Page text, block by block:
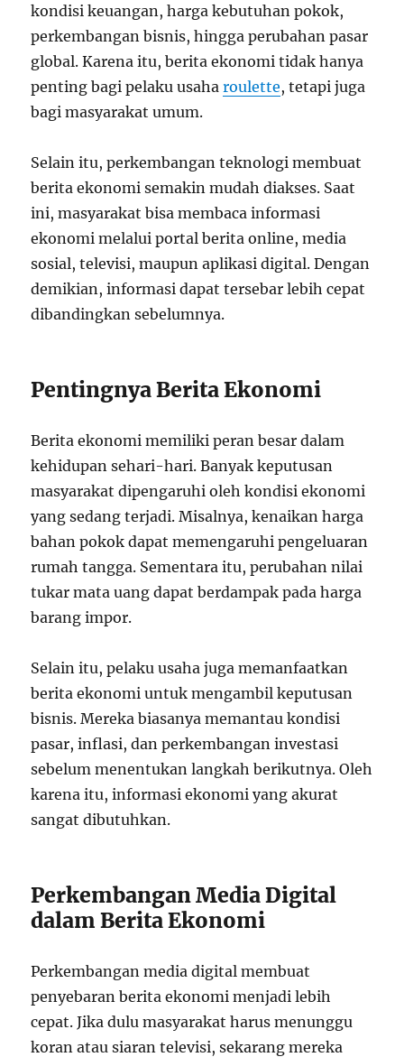
kondisi keuangan, harga kebutuhan pokok,
perkembangan bisnis, hingga perubahan pasar
global. Karena itu, berita ekonomi tidak hanya
penting bagi pelaku usaharoulette, tetapi juga
bagi masyarakat umum.
Selain itu, perkembangan teknologi membuat
berita ekonomi semakin mudah diakses. Saat
ini, masyarakat bisa membaca informasi
ekonomi melalui portal berita online, media
sosial, televisi, maupun aplikasi digital. Dengan
demikian, informasi dapat tersebar lebih cepat
dibandingkan sebelumnya.
Pentingnya Berita Ekonomi
Berita ekonomi memiliki peran besar dalam
kehidupan sehari-hari. Banyak keputusan
masyarakat dipengaruhi oleh kondisi ekonomi
yang sedang terjadi. Misalnya, kenaikan harga
bahan pokok dapat memengaruhi pengeluaran
rumah tangga. Sementara itu, perubahan nilai
tukar mata uang dapat berdampak pada harga
barang impor.
Selain itu, pelaku usaha juga memanfaatkan
berita ekonomi untuk mengambil keputusan
bisnis. Mereka biasanya memantau kondisi
pasar, inflasi, dan perkembangan investasi
sebelum menentukan langkah berikutnya. Oleh
karena itu, informasi ekonomi yang akurat
sangat dibutuhkan.
Perkembangan Media Digital
dalam Berita Ekonomi
Perkembangan media digital membuat
penyebaran berita ekonomi menjadi lebih
cepat. Jika dulu masyarakat harus menunggu
koran atau siaran televisi, sekarang mereka